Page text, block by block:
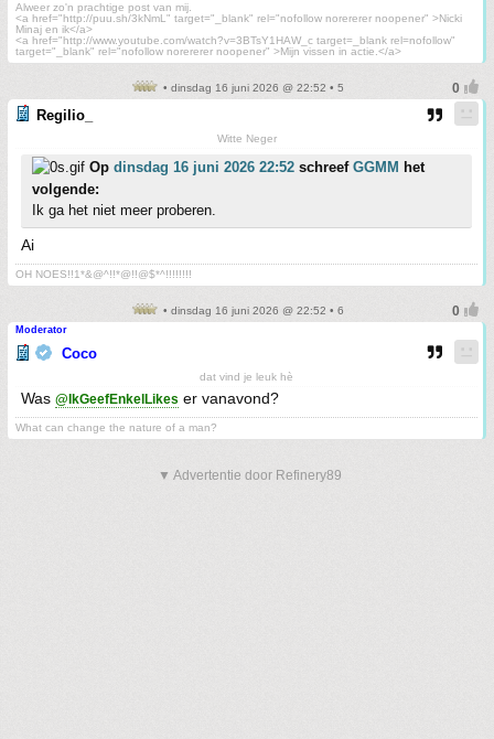
Alweer zo'n prachtige post van mij.
<a href="http://puu.sh/3kNmL" target="_blank" rel="nofollow norererer noopener" >Nicki
Minaj en ik</a>
<a href="http://www.youtube.com/watch?v=3BTsY1HAW_c target=_blank rel=nofollow"
target="_blank" rel="nofollow norererer noopener" >Mijn vissen in actie.</a>
• dinsdag 16 juni 2026 @ 22:52 • 5
Regilio_
Witte Neger
Op dinsdag 16 juni 2026 22:52 schreef GGMM het
volgende:
Ik ga het niet meer proberen.
Ai
OH NOES!!1*&@^!!*@!!@$*^!!!!!!!!
• dinsdag 16 juni 2026 @ 22:52 • 6
Moderator
Coco
dat vind je leuk hè
Was @IkGeefEnkelLikes er vanavond?
What can change the nature of a man?
▼ Advertentie door Refinery89